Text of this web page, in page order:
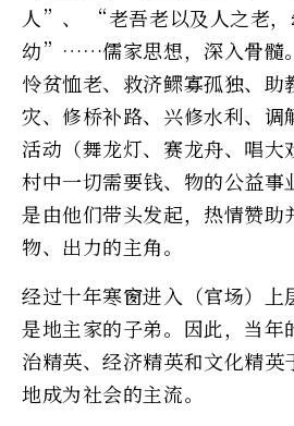
人”、 “老吾老以及人之老，
幼”……儒家思想，深入骨髓
怜贫恤老、救济鳏寡孤独、助
灾、修桥补路、兴修水利、调
活动（舞龙灯、赛龙舟、唱
村中一切需要钱、物的公益事
是由他们带头发起，热情赞助
物、出力的主角。
经过十年寒窗进入（官场）上
是地主家的子弟。因此，当年
治精英、经济精英和文化精英
地成为社会的主流。